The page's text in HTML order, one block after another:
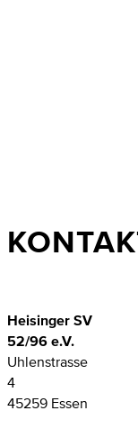
Heisinger SV
52/96 e.V.
Uhlenstrasse
4
45259 Essen